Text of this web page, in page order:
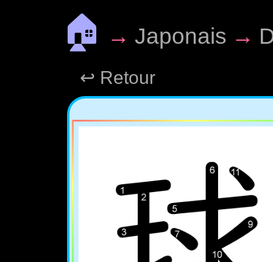
🏠 → Japonais →
↩ Retour